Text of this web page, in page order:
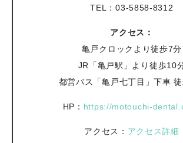
TEL：03-5858-8312
アクセス：
亀戸クロックより徒歩7分
JR「亀戸駅」より徒歩10
都営バス「亀戸七丁目」下車
HP： https://motouchi-
アクセス： アクセス詳細